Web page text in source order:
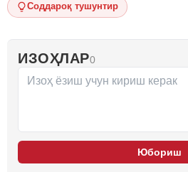
Соддароқ тушунтир
ИЗОҲЛАР0
Юбориш